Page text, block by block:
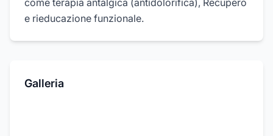
come terapia antalgica (antidolorifica), Recupero
e rieducazione funzionale.
Galleria